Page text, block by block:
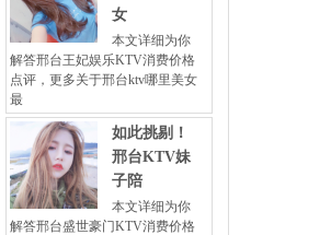
女
本文详细为你
解答邢台王妃娱乐KTV消费价格
点评，更多关于邢台ktv哪里美女
最
如此挑剔！
邢台KTV妹
子陪
本文详细为你
解答邢台盛世豪门KTV消费价格